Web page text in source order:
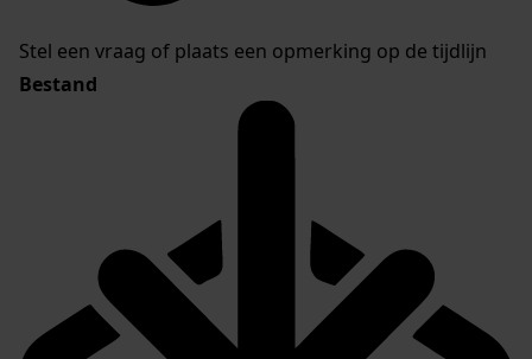
Stel een vraag of plaats een opmerking op de tijdlijn
Bestand